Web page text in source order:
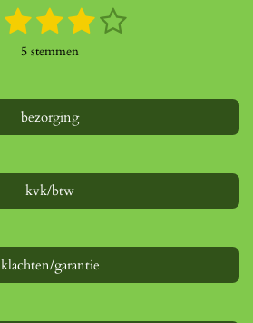
2
e
r
r
3
s
e
r
r
e
4
s
e
r
r
e
5
e
r
r
e
5 stemmen
bezorging
kvk/btw
klachten/garantie